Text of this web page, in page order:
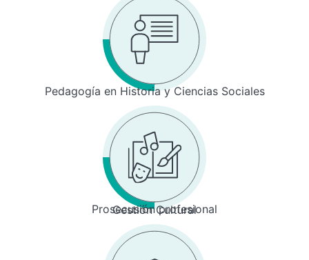
Pedagogía en Historia y Ciencias Sociales
Prosecusión profesional
Gestión Cultural